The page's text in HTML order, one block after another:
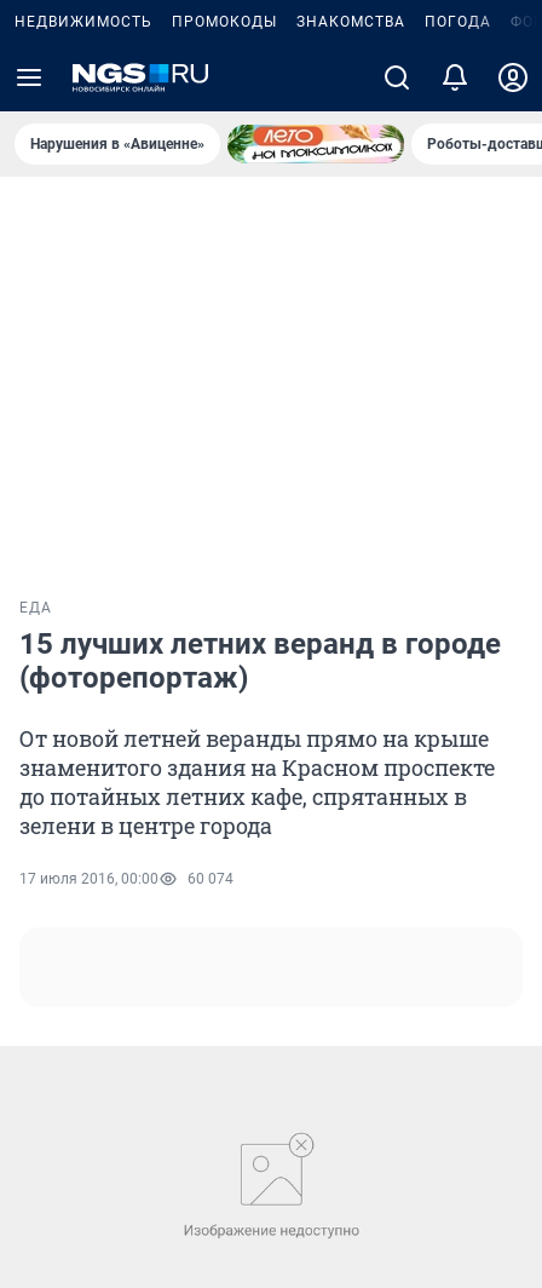
НЕДВИЖИМОСТЬ ПРОМОКОДЫ ЗНАКОМСТВА ПОГОДА
Нарушения в «Авиценне» Роботы-
ЕДА
15 лучших летних веранд в городе
(фоторепортаж)
От новой летней веранды прямо на крыше
знаменитого здания на Красном проспекте
до потайных летних кафе, спрятанных в
зелени в центре города
17 июля 2016, 00:00 60 074